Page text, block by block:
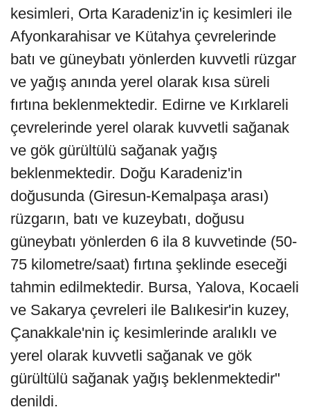
kesimleri, Orta Karadeniz'in iç kesimleri ile
Afyonkarahisar ve Kütahya çevrelerinde
batı ve güneybatı yönlerden kuvvetli rüzgar
ve yağış anında yerel olarak kısa süreli
fırtına beklenmektedir. Edirne ve Kırklareli
çevrelerinde yerel olarak kuvvetli sağanak
ve gök gürültülü sağanak yağış
beklenmektedir. Doğu Karadeniz'in
doğusunda (Giresun-Kemalpaşa arası)
rüzgarın, batı ve kuzeybatı, doğusu
güneybatı yönlerden 6 ila 8 kuvvetinde (50-
75 kilometre/saat) fırtına şeklinde eseceği
tahmin edilmektedir. Bursa, Yalova, Kocaeli
ve Sakarya çevreleri ile Balıkesir'in kuzey,
Çanakkale'nin iç kesimlerinde aralıklı ve
yerel olarak kuvvetli sağanak ve gök
gürültülü sağanak yağış beklenmektedir"
denildi.